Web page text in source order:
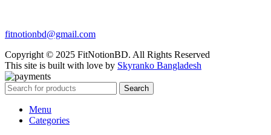
fitnotionbd@gmail.com
Copyright © 2025 FitNotionBD. All Rights Reserved
This site is built with love by Skyranko Bangladesh
Search
Menu
Categories